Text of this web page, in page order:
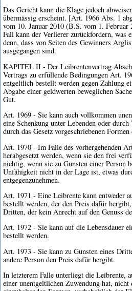
Das Gericht kann die Klage jedoch
übermässig erscheint. [Art. 1966 Abs. 1
vom 10. Januar 2010 (B.S. vom 1.
Fall kann der Verlierer zurückfordern, was
denn, dass von Seiten des Gewinners
ausgegangen sind.
KAPITEL II - Der Leibrentenvertrag
Vertrags zu erfüllende Bedingungen Art.
entgeltlich bestellt werden gegen Zahlung
Abgabe einer geldwerten beweglichen
Gut.
Art. 1969 - Sie kann auch vollkommen
eine Schenkung unter Lebenden oder
durch das Gesetz vorgeschriebenen
Art. 1970 - Im Falle des vorhergehenden
herabgesetzt werden, wenn sie den frei
nichtig, wenn sie zu Gunsten einer Person
Unfähigkeit nicht in der Lage ist, etwas
entgegenzunehmen.
Art. 1971 - Eine Leibrente kann entweder
bestellt werden, der den Preis dafür
Dritten, der kein Anrecht auf den Genuss
Art. 1972 - Sie kann auf die Lebensdauer
bestellt werden.
Art. 1973 - Sie kann zu Gunsten eines
andere Person den Preis dafür hergibt.
In letzterem Falle unterliegt die Leibrente,
einer unentgeltlichen Zuwendung hat, nicht